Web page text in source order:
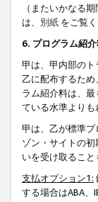
（またいかなる
は、 別紙 をご覧
6. プログラム紹
甲は、甲内部の
乙に配布するた
ラム紹介料は、
ている水準より
甲は、乙が標準
ゾン・サイトの
いを受け取るこ
支払オプション1:
する場合はABA